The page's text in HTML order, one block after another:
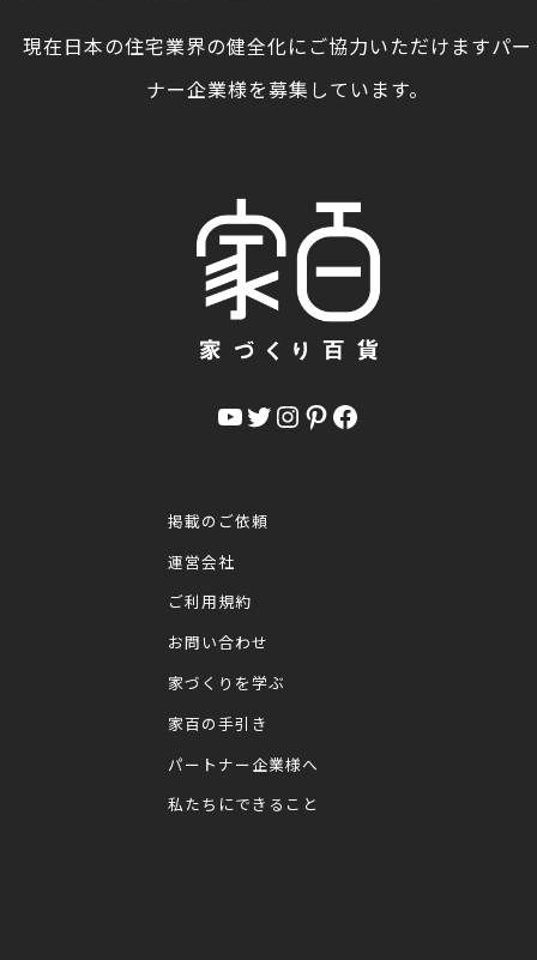
現在日本の住宅業界の健全化にご協力いただけますパ
ナー企業様を募集しています。
YouTube Twitter InstagramPinterest Facebook
掲載のご依頼
運営会社
ご利用規約
お問い合わせ
家づくりを学ぶ
家百の手引き
パートナー企業様へ
私たちにできること